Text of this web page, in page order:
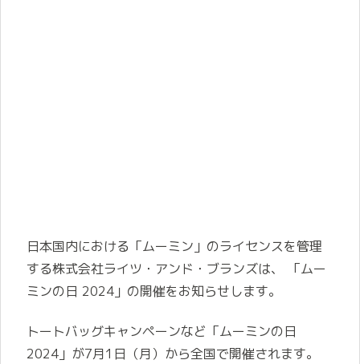
日本国内における「ムーミン」のライセンスを管理
する株式会社ライツ・アンド・ブランズは、 「ムー
ミンの日 2024」の開催をお知らせします。
トートバッグキャンペーンなど「ムーミンの日
2024」が7月1日（月）から全国で開催されます。